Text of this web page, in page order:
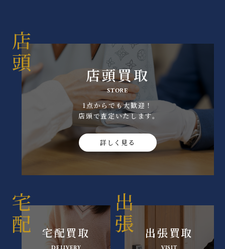
店頭買取
STORE
1点からでも大歓迎！
店頭で査定いたします｡
詳しく見る
宅配買取 出張買取